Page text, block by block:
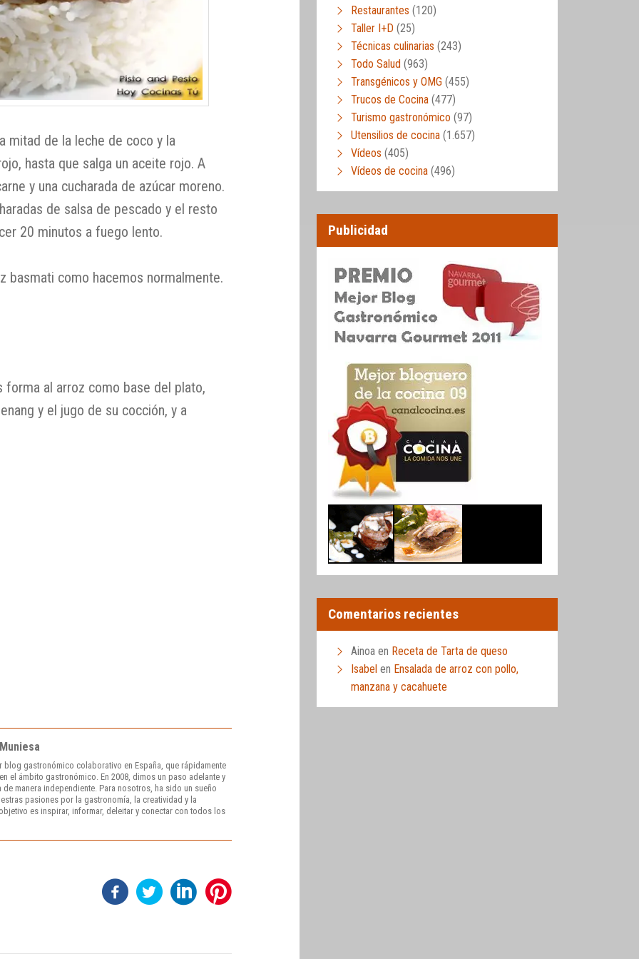
mitad de la leche de coco y la
hasta que salga un aceite rojo. A
y una cucharada de azúcar moreno.
de salsa de pescado y el resto
20 minutos a fuego lento.
basmati como hacemos normalmente.
forma al arroz como base del plato,
y el jugo de su cocción, y a
blog gastronómico colaborativo en España, que rápidamente
el ámbito gastronómico. En 2008, dimos un paso adelante y
manera independiente. Para nosotros, ha sido un sueño
pasiones por la gastronomía, la creatividad y la
es inspirar, informar, deleitar y conectar con todos los
Restaurantes (120)
Taller I+D (25)
Técnicas culinarias (243)
Todo Salud (963)
Transgénicos y OMG (455)
Trucos de Cocina (477)
Turismo gastronómico (97)
Utensilios de cocina (1.657)
Vídeos (405)
Vídeos de cocina (496)
Publicidad
Comentarios recientes
Ainoa en Receta de Tarta de queso
Isabel en Ensalada de arroz con pollo,
manzana y cacahuete